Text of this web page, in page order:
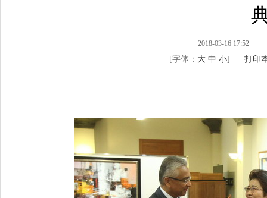
2018-03-16 17:52
[字体： 大 中 小] 打印